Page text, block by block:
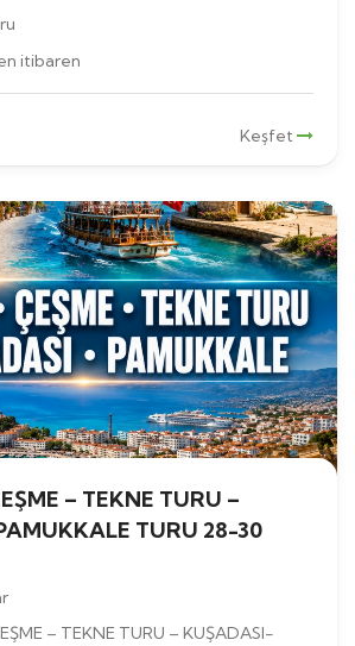
itibaren
Keşfet
– TEKNE TURU –
TURU 28-30
– TEKNE TURU – KUŞADASI-